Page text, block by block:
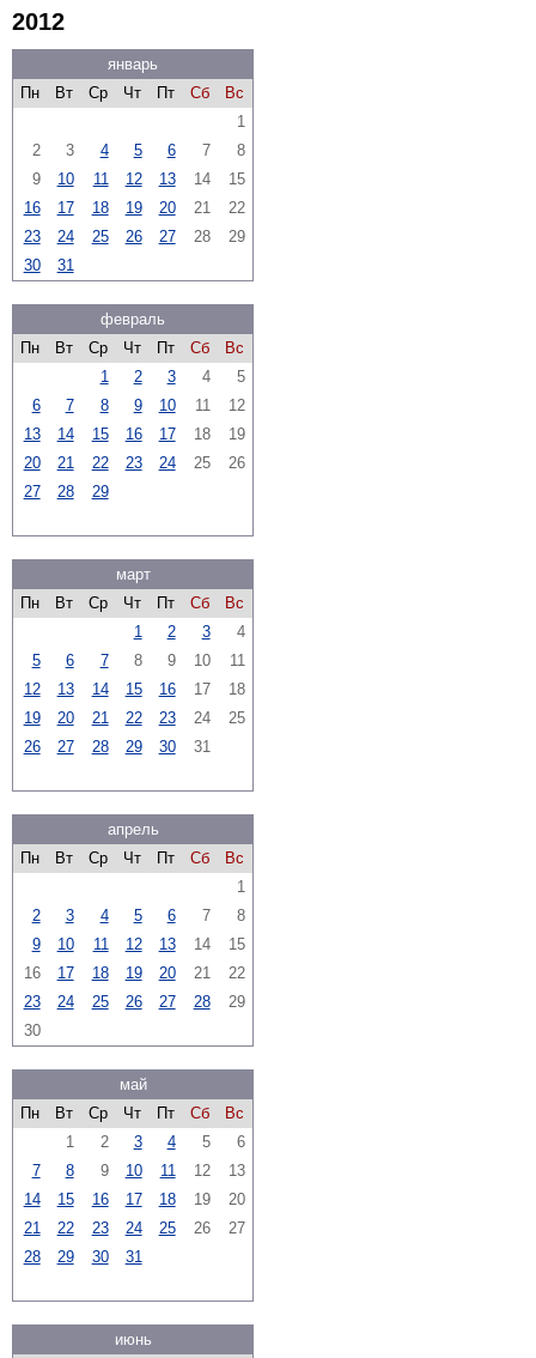
2012
январь
Пн
Вт Ср Чт Пт Сб
Вс
1
2
3 4 5 6 7
8
9
10 11 12 13 14
15
16
17 18 19 20 21
22
23
24 25 26 27 28
29
30
31
февраль
Пн
Вт Ср Чт Пт Сб
Вс
1
2 3 4
5
6
7 8 9 10 11
12
13
14 15 16 17 18
19
20
21 22 23 24 25
26
27
28 29
март
Пн
Вт Ср Чт Пт Сб
Вс
1
2 3
4
5
6 7 8 9 10
11
12
13 14 15 16 17
18
19
20 21 22 23 24
25
26
27 28 29 30 31
апрель
Пн
Вт Ср Чт Пт Сб
Вс
1
2
3 4 5 6 7
8
9
10 11 12 13 14
15
16
17 18 19 20 21
22
23
24 25 26 27 28
29
30
май
Пн
Вт Ср Чт Пт Сб
Вс
1
2 3 4 5
6
7
8 9 10 11 12
13
14
15 16 17 18 19
20
21
22 23 24 25 26
27
28
29 30 31
июнь